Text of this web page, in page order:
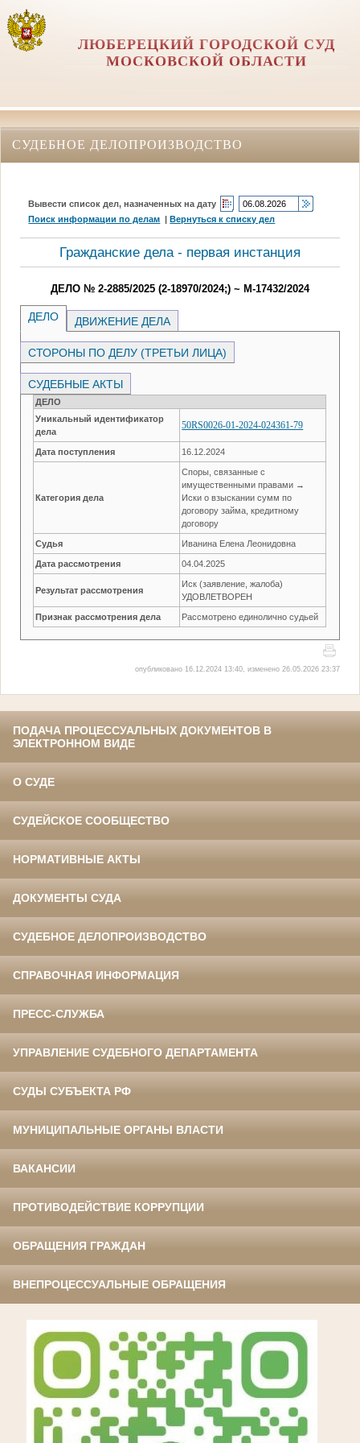
ЛЮБЕРЕЦКИЙ ГОРОДСКОЙ СУД
МОСКОВСКОЙ ОБЛАСТИ
СУДЕБНОЕ ДЕЛОПРОИЗВОДСТВО
Вывести список дел, назначенных на дату
Поиск информации по делам |Вернуться к списку дел
Гражданские дела - первая инстанция
ДЕЛО № 2-2885/2025 (2-18970/2024;) ~ М-17432/2024
ДЕЛО ДВИЖЕНИЕ ДЕЛА
СТОРОНЫ ПО ДЕЛУ (ТРЕТЬИ ЛИЦА)
СУДЕБНЫЕ АКТЫ
ДЕЛО
Уникальный идентификатор
дела
50RS0026-01-2024-024361-79
Дата поступления 16.12.2024
Категория дела
Споры, связанные с
имущественными правами →
Иски о взыскании сумм по
договору займа, кредитному
договору
Судья Иванина Елена Леонидовна
Дата рассмотрения 04.04.2025
Результат рассмотрения
Иск (заявление, жалоба)
УДОВЛЕТВОРЕН
Признак рассмотрения дела Рассмотрено единолично судьей
опубликовано 16.12.2024 13:40, изменено 26.05.2026 23:37
ПОДАЧА ПРОЦЕССУАЛЬНЫХ ДОКУМЕНТОВ В
ЭЛЕКТРОННОМ ВИДЕ
О СУДЕ
СУДЕЙСКОЕ СООБЩЕСТВО
НОРМАТИВНЫЕ АКТЫ
ДОКУМЕНТЫ СУДА
СУДЕБНОЕ ДЕЛОПРОИЗВОДСТВО
СПРАВОЧНАЯ ИНФОРМАЦИЯ
ПРЕСС-СЛУЖБА
УПРАВЛЕНИЕ СУДЕБНОГО ДЕПАРТАМЕНТА
СУДЫ СУБЪЕКТА РФ
МУНИЦИПАЛЬНЫЕ ОРГАНЫ ВЛАСТИ
ВАКАНСИИ
ПРОТИВОДЕЙСТВИЕ КОРРУПЦИИ
ОБРАЩЕНИЯ ГРАЖДАН
ВНЕПРОЦЕССУАЛЬНЫЕ ОБРАЩЕНИЯ